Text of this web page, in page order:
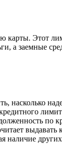
карты. Этот
а заемные
насколько